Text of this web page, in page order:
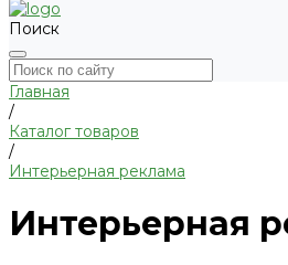
Поиск
Главная
/
Каталог товаров
/
Интерьерная реклама
Интерьерная